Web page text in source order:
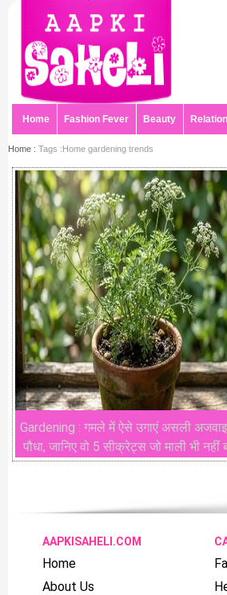
Home Fashion Fever Beauty
Home : Tags :Home gardening trends
Gardening : गमले में ऐसे उगाएं असली
पौधा, जानिए वो 5 सीक्रेट्स जो माली भी नहीं
AAPKISAHELI.COM
Home
About Us